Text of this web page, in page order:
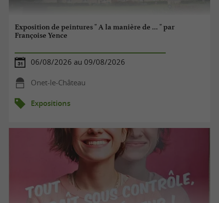
Exposition de peintures " A la manière de ... " par
Françoise Yence
06/08/2026 au 09/08/2026
Onet-le-Château
Expositions